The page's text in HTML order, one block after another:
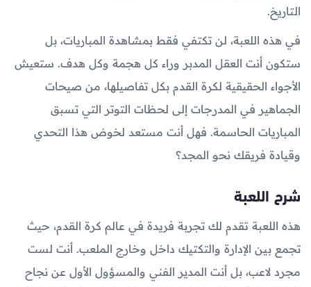
التاريخ.
في هذه اللعبة، لن تكتفي فقط بمشاهدة المباريات، بل
ستكون أنت العقل المدبر وراء كل هجمة وكل هدف. ستعيش
الأجواء الحقيقية لكرة القدم بكل تفاصيلها، من صيحات
الجماهير في المدرجات إلى لحظات التوتر التي تسبق
المباريات الحاسمة. فهل أنت مستعد لخوض هذا التحدي
وقيادة فريقك نحو المجد؟
شرح اللعبة
هذه اللعبة تقدم لك تجربة فريدة في عالم كرة القدم، حيث
تجمع بين الإدارة والتكتيك داخل وخارج الملعب. أنت لست
مجرد لاعب، بل أنت المدير الفني والمسؤول الأول عن نجاح